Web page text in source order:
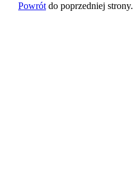
Powrót do poprzedniej strony.